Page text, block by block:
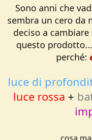
Sono anni che
sembra un cero da
deciso a
questo
perché:
luce di
luce rossa +